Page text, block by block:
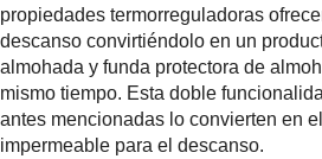
propiedades termorreguladoras
descanso convirtiéndolo en un
almohada y funda protectora de
mismo tiempo. Esta doble
antes mencionadas lo convierten en
impermeable para el descanso.